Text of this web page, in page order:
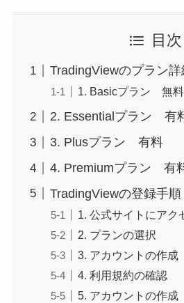
目次
TradingViewのプラン詳
1. Basicプラン 無料
2. Essentialプラン 有
3. Plusプラン 有料
4. Premiumプラン 有
TradingViewの登録手順
1. 公式サイトにアク
2. プランの選択
3. アカウントの作成
4. 利用規約の確認
5. アカウントの作成